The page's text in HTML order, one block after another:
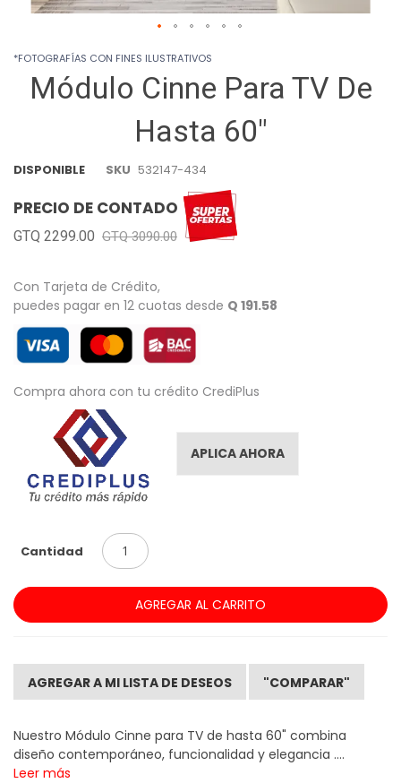
Módulo Cinne Para TV De
Hasta 60"
DISPONIBLE SKU 532147-434
PRECIO DE CONTADO
GTQ 2299.00 GTQ 3090.00
Con Tarjeta de Crédito,
puedes pagar en 12 cuotas desde Q 191.58
Compra ahora con tu crédito CrediPlus
APLICA AHORA
Cantidad
AGREGAR AL CARRITO
AGREGAR A MI LISTA DE DESEOS "COMPARAR"
Nuestro Módulo Cinne para TV de hasta 60" combina
diseño contemporáneo, funcionalidad y elegancia ....
Leer más
to
beginning
gallery
*FOTOGRAFÍAS CON FINES ILUSTRATIVOS